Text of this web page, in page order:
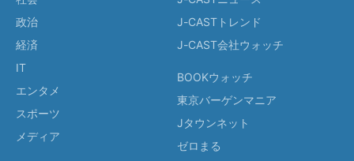
政治
経済
IT
エンタメ
スポーツ
メディア
J-CASTトレンド
J-CAST会社ウォッチ
BOOKウォッチ
東京バーゲンマニア
Jタウンネット
ゼロまる